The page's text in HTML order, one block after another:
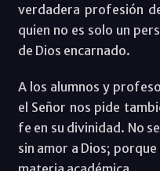
verdadera profesión
quien no es solo un
de Dios encarnado.
A los alumnos y
el Señor nos pide
fe en su divinidad. No
sin amor a Dios;